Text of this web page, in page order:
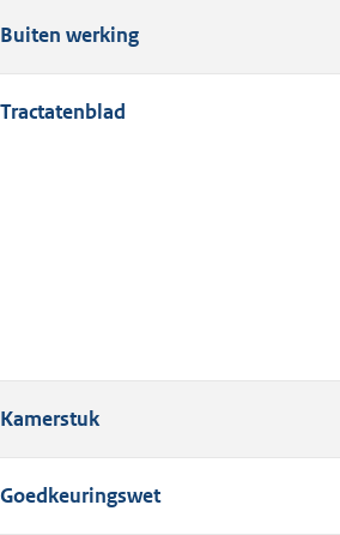
Buiten werking
Tractatenblad
Kamerstuk
Goedkeuringswet